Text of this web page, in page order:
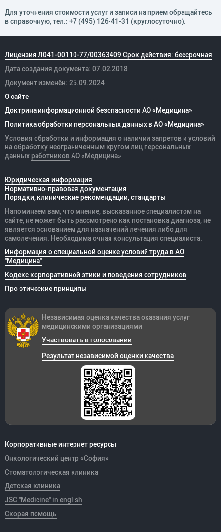
Для уточнения стоимости услуг и записи на прием обращайтесь
в справочную, тел.: +7 (495) 126-41-31 (круглосуточно).
Лицензия Л041-00110-77/00363409 Срок действия: бессрочная
Дата создания документа: 07.02.2018
Документ изменён: 25.09.2024
О сайте
Доктрина информационной безопасности АО «Медицина»
Политика обработки персональных данных в АО «Медицина»
Условия обработки и информация о наличии запретов и условий
на обработку неограниченным кругом лиц персональных
данных работников АО «Медицина»
Юридическая информация
Нормативно-правовая документация
Порядки, клинические рекомендации, стандарты
Напоминаем вам, что мнение, высказанное специалистом на
сайте, не может быть рассмотрено как постановка диагноза, не
является основанием для назначений лечения либо для
самолечения. Необходима очная консультация специалиста.
Информация о специальной оценке условий труда в АО
"Медицина"
Кодекс корпоративной этики и поведения сотрудников
Про этические принципы
Корпоративные интернет ресурсы
Онкологический центр «София»
Стоматологическая клиника
Детская клиника
JSC "Medicine" in english
Скорая помощь
Независимая оценка качества оказания услуг
медицинскими организациями
Участвовать в голосовании
Результат независимой оценки качества